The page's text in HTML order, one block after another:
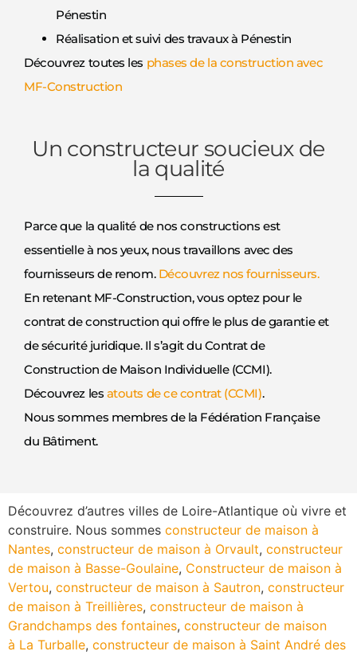
Pénestin
Réalisation et suivi des travaux à Pénestin
Découvrez toutes les phases de la construction avec
MF-Construction
Un constructeur soucieux de
la qualité
Parce que la qualité de nos constructions est
essentielle à nos yeux, nous travaillons avec des
fournisseurs de renom. Découvrez nos fournisseurs.
En retenant MF-Construction, vous optez pour le
contrat de construction qui offre le plus de garantie et
de sécurité juridique. Il s’agit du Contrat de
Construction de Maison Individuelle (CCMI).
Découvrez les atouts de ce contrat (CCMI).
Nous sommes membres de la Fédération Française
du Bâtiment.
Découvrez d’autres villes de Loire-Atlantique où vivre et
construire. Nous sommes constructeur de maison à
Nantes, constructeur de maison à Orvault, constructeur
de maison à Basse-Goulaine, Constructeur de maison à
Vertou, constructeur de maison à Sautron, constructeur
de maison à Treillières, constructeur de maison à
Grandchamps des fontaines, constructeur de maison
à La Turballe, constructeur de maison à Saint André des